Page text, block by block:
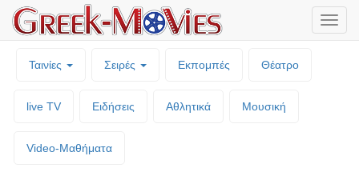
Ταινίες Σειρές Εκπομπές Θέατρο
live TV Ειδήσεις Αθλητικά Μουσική
Video-Mαθήματα